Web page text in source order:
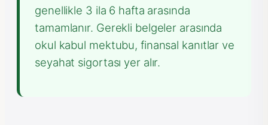
genellikle 3 ila 6 hafta arasında
tamamlanır. Gerekli belgeler arasında
okul kabul mektubu, finansal kanıtlar ve
seyahat sigortası yer alır.